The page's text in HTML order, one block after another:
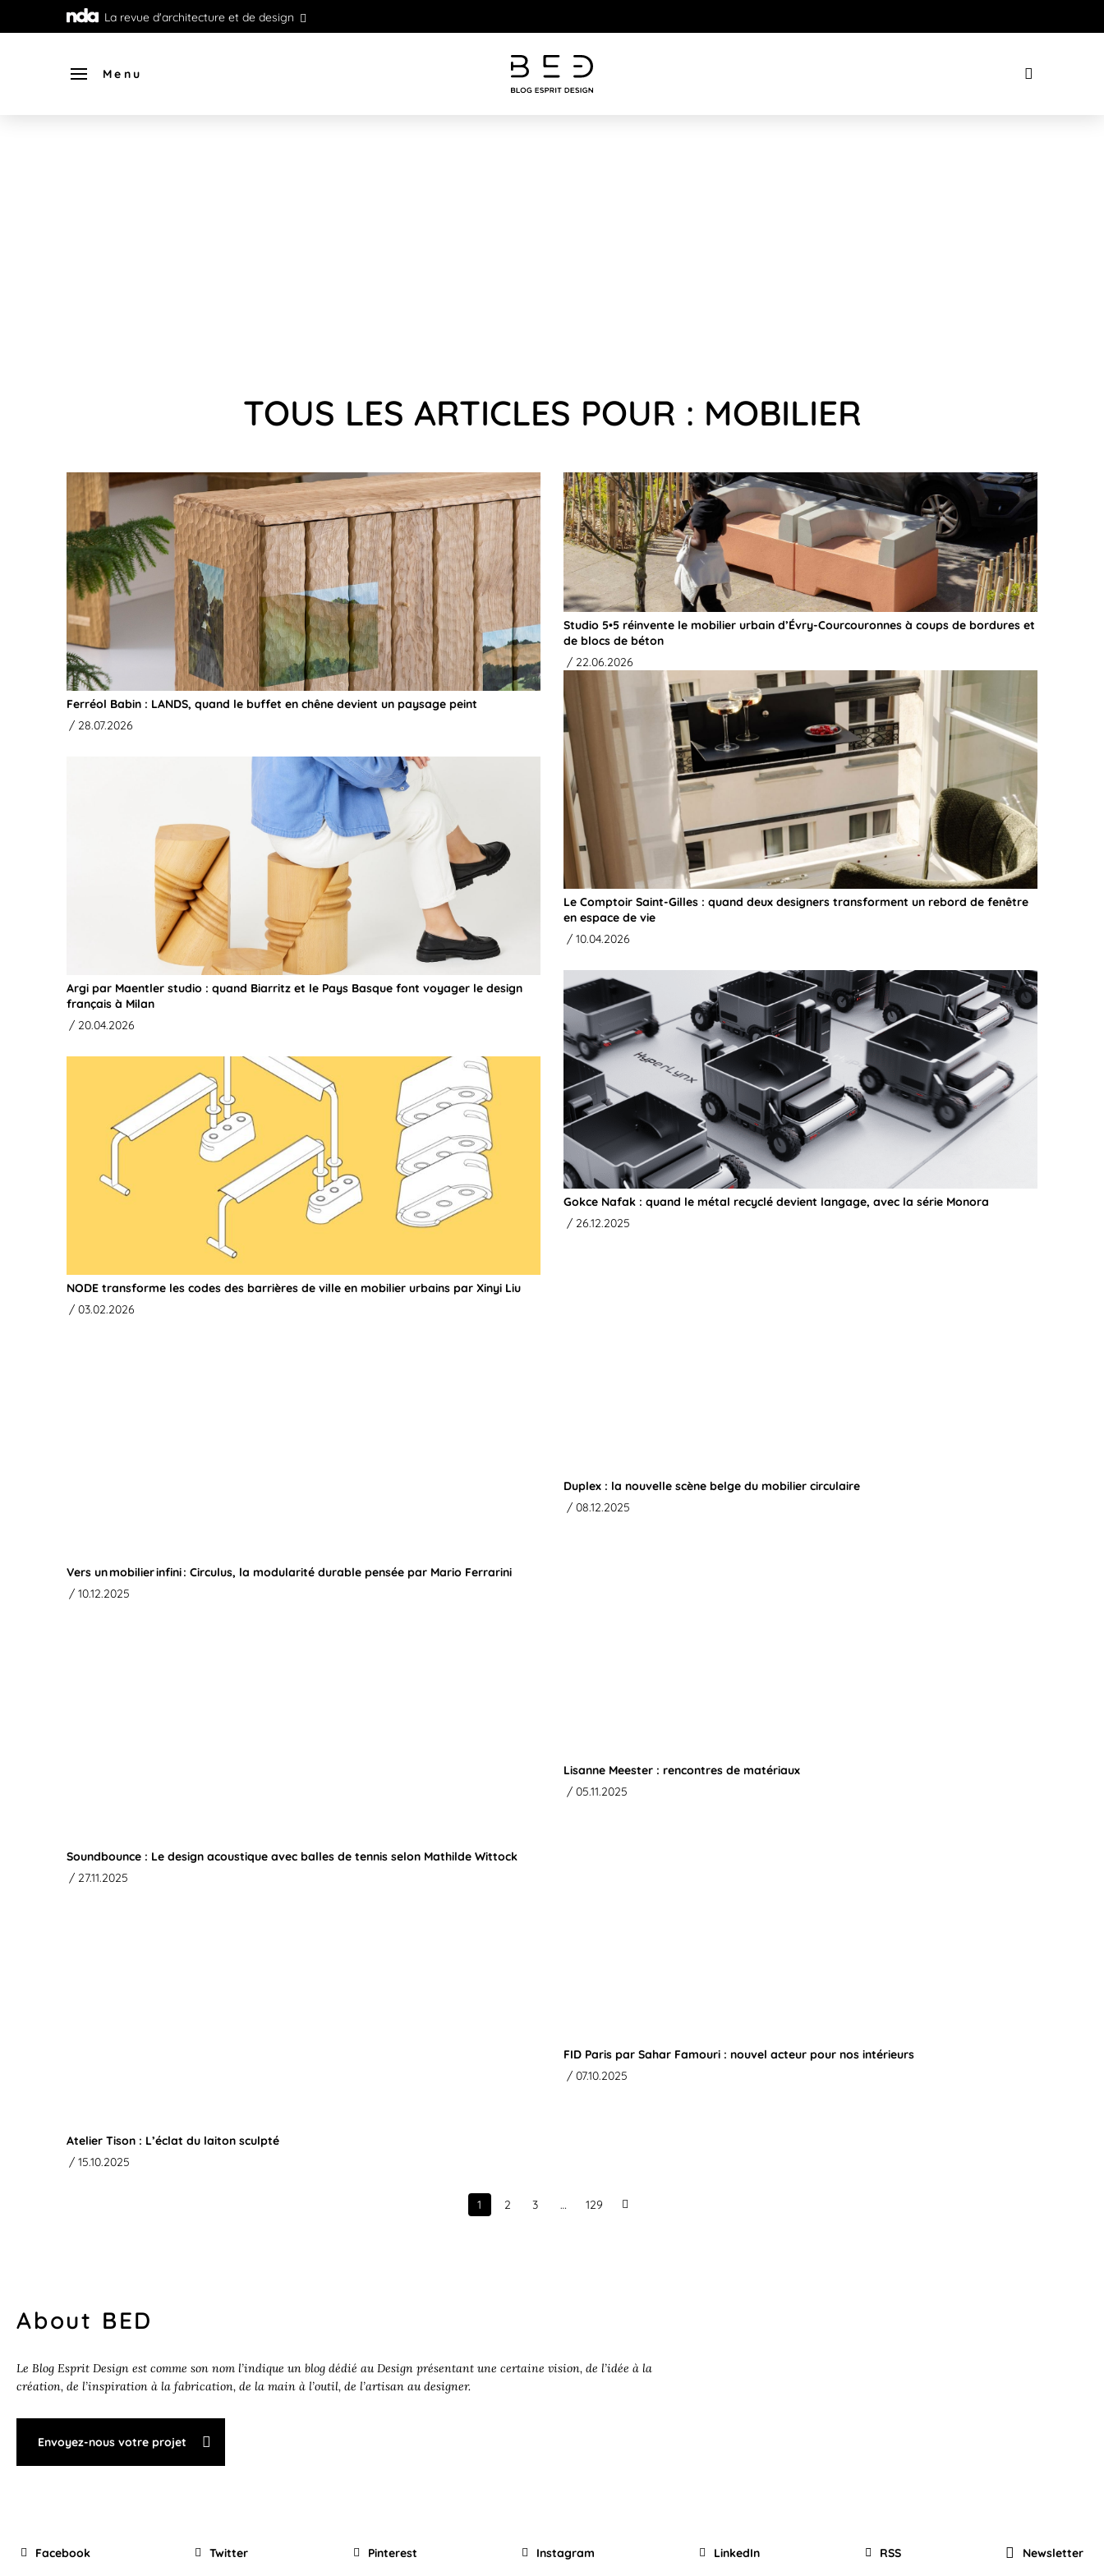
La revue d'architecture et de design
Menu
TOUS LES ARTICLES POUR : MOBILIER
Ferréol Babin : LANDS, quand le buffet en chêne devient un paysage peint
/ 28.07.2026
Studio 5•5 réinvente le mobilier urbain d’Évry-Courcouronnes à coups de bordures et
de blocs de béton
/ 22.06.2026
Argi par Maentler studio : quand Biarritz et le Pays Basque font voyager le design
français à Milan
/ 20.04.2026
Le Comptoir Saint-Gilles : quand deux designers transforment un rebord de fenêtre
en espace de vie
/ 10.04.2026
NODE transforme les codes des barrières de ville en mobilier urbains par Xinyi Liu
/ 03.02.2026
Gokce Nafak : quand le métal recyclé devient langage, avec la série Monora
/ 26.12.2025
Vers un mobilier infini : Circulus, la modularité durable pensée par Mario Ferrarini
/ 10.12.2025
Duplex : la nouvelle scène belge du mobilier circulaire
/ 08.12.2025
Soundbounce : Le design acoustique avec balles de tennis selon Mathilde Wittock
/ 27.11.2025
Lisanne Meester : rencontres de matériaux
/ 05.11.2025
Atelier Tison : L’éclat du laiton sculpté
/ 15.10.2025
FID Paris par Sahar Famouri : nouvel acteur pour nos intérieurs
/ 07.10.2025
1 2 3 … 129 Next
About BED
Le Blog Esprit Design est comme son nom l’indique un blog dédié au Design présentant une certaine vision, de l’idée à la
création, de l’inspiration à la fabrication, de la main à l’outil, de l’artisan au designer.
Envoyez-nous votre projet
Facebook Twitter Pinterest Instagram LinkedIn RSS Newsletter